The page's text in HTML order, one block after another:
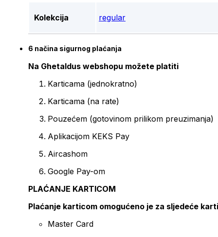
Kolekcija regular
6 načina sigurnog plaćanja
Na Ghetaldus webshopu možete platiti
Karticama (jednokratno)
Karticama (na rate)
Pouzećem (gotovinom prilikom preuzimanja)
Aplikacijom KEKS Pay
Aircashom
Google Pay-om
PLAĆANJE KARTICOM
Plaćanje karticom omogućeno je za sljedeće
Master Card